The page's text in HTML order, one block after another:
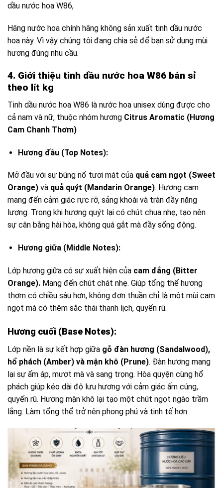
dầu nước hoa W86,
Hãng nước hoa chính hãng không sản xuất tinh dầu nước
hoa này. Vì vậy chúng tôi đang chia sẻ để bạn sử dụng mùi
hương đúng nhu cầu.
4. Giới thiệu tinh dầu nước hoa W86 bán sỉ
theo lít kg
Tinh dầu nước hoa W86 là nước hoa unisex dùng được cho
cả nam và nữ, thuộc nhóm hương Citrus Aromatic (Hương
Cam Chanh Thơm)
Hương đầu (Top Notes):
Mở đầu với sự bùng nổ tươi mát của quả cam ngọt (Sweet
Orange) và quả quýt (Mandarin Orange). Hương cam
mang đến cảm giác rực rỡ, sảng khoái và tràn đầy năng
lượng. Trong khi hương quýt lại có chút chua nhẹ, tạo nên
sự cân bằng hài hòa, không quá gắt mà đầy sống động.
Hương giữa (Middle Notes):
Lớp hương giữa có sự xuất hiện của cam đắng (Bitter
Orange). Mang đến chút chát nhẹ. Giúp tổng thể hương
thơm có chiều sâu hơn, không đơn thuần chỉ là một mùi cam
ngọt mà có thêm sắc thái thanh lịch, quyến rũ.
Hương cuối (Base Notes):
Lớp nền là sự kết hợp giữa gỗ đàn hương (Sandalwood),
hổ phách (Amber) và mận khô (Prune). Đàn hương mang
lại sự ấm áp, mượt mà và sang trọng. Hòa quyện cùng hổ
phách giúp kéo dài độ lưu hương với cảm giác ấm cúng,
quyến rũ. Hương mận khô lại tạo một chút ngọt ngào trầm
lắng. Làm tổng thể trở nên phong phú và tinh tế hơn.